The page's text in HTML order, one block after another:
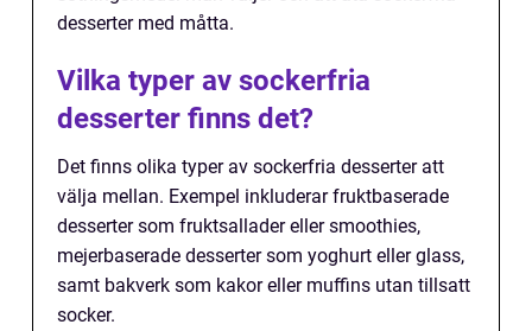
desserter med måtta.
Vilka typer av sockerfria
desserter finns det?
Det finns olika typer av sockerfria desserter att
välja mellan. Exempel inkluderar fruktbaserade
desserter som fruktsallader eller smoothies,
mejerbaserade desserter som yoghurt eller glass,
samt bakverk som kakor eller muffins utan tillsatt
socker.